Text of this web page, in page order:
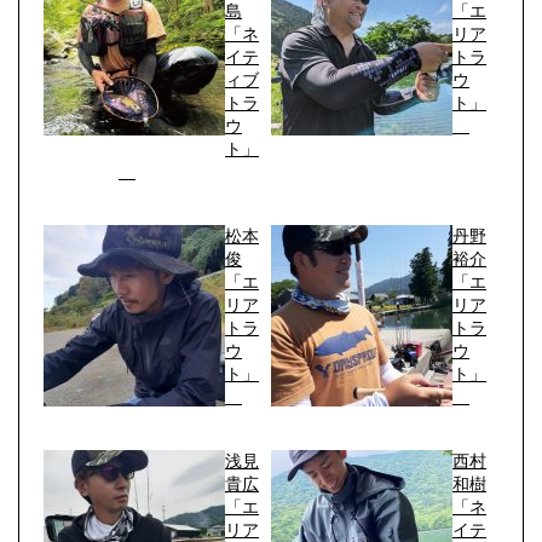
島
「ネ
イテ
ィブ
トラ
ウ
ト」
「エ
リア
トラ
ウ
ト」
松本
俊
「エ
リア
トラ
ウ
ト」
丹野
裕介
「エ
リア
トラ
ウ
ト」
浅見
貴広
「エ
リア
西村
和樹
「ネ
イテ